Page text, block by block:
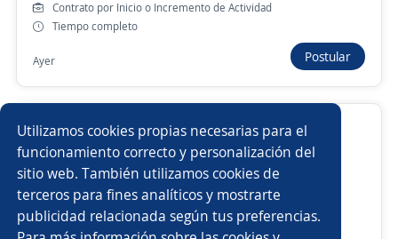
Nuevas ofertas de empleo Avísame
Auxiliar de tienda Mercaderista Almacenero/a
Almacenista especializado Clarkista
Buscar es más fácil en la app
Contrato por Inicio o Incremento de Actividad
Tiempo completo
Ayer Postular
Almacenero
Importante empresa del sector
Casa Grande, La Libertad
Contrato por Inicio o Incremento de Actividad
Tiempo completo
Utilizamos cookies propias necesarias para el
funcionamiento correcto y personalización del
sitio web. También utilizamos cookies de
terceros para fines analíticos y mostrarte
publicidad relacionada según tus preferencias.